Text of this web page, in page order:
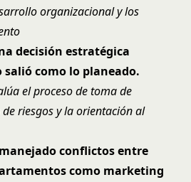
organizacional y los
decisión estratégica
como lo planeado.
el proceso de toma de
riesgos y la orientación al
conflictos entre
como marketing